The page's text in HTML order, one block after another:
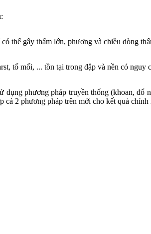
thể gây thấm lớn, phương và chiều dòng
tổ mối, ... tồn tại trong đập và nền có nguy
dụng phương pháp truyền thống (khoan,
2 phương pháp trên mới cho kết quả chính